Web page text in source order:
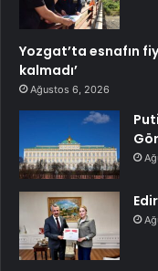
Yozgat’ta esnafın
kalmadı’
Ağustos 6, 2026